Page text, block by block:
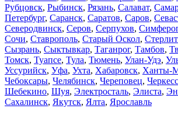
Рубцовск, Рыбинск, Рязань, Салават,
Петербург, Саранск, Саратов, Саров,
Северодвинск, Серов, Серпухов,
Сочи, Ставрополь, Старый Оскол,
Сызрань, Сыктывкар, Таганрог, Тамбов,
Томск, Туапсе, Тула, Тюмень, Улан-Удэ,
Уссурийск, Уфа, Ухта, Хабаровск, Ханты-
Чебоксары, Челябинск, Череповец,
Шебекино, Шуя, Электросталь, Элиста,
Сахалинск, Якутск, Ялта, Ярославль